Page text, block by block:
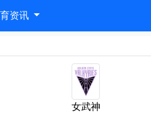
资讯
女武神